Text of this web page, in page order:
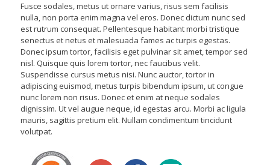
Fusce sodales, metus ut ornare varius, risus sem facilisis
nulla, non porta enim magna vel eros. Donec dictum nunc sed
est rutrum consequat. Pellentesque habitant morbi tristique
senectus et netus et malesuada fames ac turpis egestas.
Donec ipsum tortor, facilisis eget pulvinar sit amet, tempor sed
nisl. Quisque quis lorem tortor, nec faucibus velit.
Suspendisse cursus metus nisi. Nunc auctor, tortor in
adipiscing euismod, metus turpis bibendum ipsum, ut congue
nunc lorem non risus. Donec et enim at neque sodales
dignissim. Ut vel augue neque, id egestas arcu. Morbi ac ligula
mauris, sagittis pretium elit. Nullam condimentum tincidunt
volutpat.